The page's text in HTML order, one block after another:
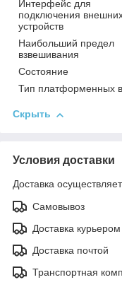
Интерфейс для
подключения
устройств
Наибольший предел
взвешивания
Состояние
Тип платформенных
Скрыть
Условия доставки
Доставка
Самовывоз
Доставка курьером
Доставка почтой
Транспортная